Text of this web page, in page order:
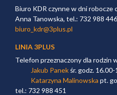
Biuro KDR czynne w dni robocze
Anna Tanowska, tel.: 732 988 446
biuro_kdr@3plus.pl
LINIA 3PLUS
Telefon przeznaczony dla rodzin
Jakub Panekśr. godz. 16.00-
Katarzyna Malinowska pt.
tel.: 732 988 451